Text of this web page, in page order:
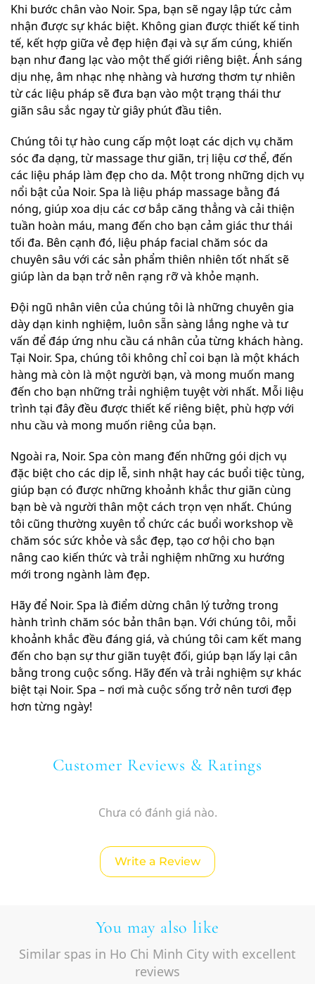
Khi bước chân vào Noir. Spa, bạn sẽ ngay lập tức cảm
nhận được sự khác biệt. Không gian được thiết kế tinh
tế, kết hợp giữa vẻ đẹp hiện đại và sự ấm cúng, khiến
bạn như đang lạc vào một thế giới riêng biệt. Ánh sáng
dịu nhẹ, âm nhạc nhẹ nhàng và hương thơm tự nhiên
từ các liệu pháp sẽ đưa bạn vào một trạng thái thư
giãn sâu sắc ngay từ giây phút đầu tiên.
Chúng tôi tự hào cung cấp một loạt các dịch vụ chăm
sóc đa dạng, từ massage thư giãn, trị liệu cơ thể, đến
các liệu pháp làm đẹp cho da. Một trong những dịch vụ
nổi bật của Noir. Spa là liệu pháp massage bằng đá
nóng, giúp xoa dịu các cơ bắp căng thẳng và cải thiện
tuần hoàn máu, mang đến cho bạn cảm giác thư thái
tối đa. Bên cạnh đó, liệu pháp facial chăm sóc da
chuyên sâu với các sản phẩm thiên nhiên tốt nhất sẽ
giúp làn da bạn trở nên rạng rỡ và khỏe mạnh.
Đội ngũ nhân viên của chúng tôi là những chuyên gia
dày dạn kinh nghiệm, luôn sẵn sàng lắng nghe và tư
vấn để đáp ứng nhu cầu cá nhân của từng khách hàng.
Tại Noir. Spa, chúng tôi không chỉ coi bạn là một khách
hàng mà còn là một người bạn, và mong muốn mang
đến cho bạn những trải nghiệm tuyệt vời nhất. Mỗi liệu
trình tại đây đều được thiết kế riêng biệt, phù hợp với
nhu cầu và mong muốn riêng của bạn.
Ngoài ra, Noir. Spa còn mang đến những gói dịch vụ
đặc biệt cho các dịp lễ, sinh nhật hay các buổi tiệc tùng,
giúp bạn có được những khoảnh khắc thư giãn cùng
bạn bè và người thân một cách trọn vẹn nhất. Chúng
tôi cũng thường xuyên tổ chức các buổi workshop về
chăm sóc sức khỏe và sắc đẹp, tạo cơ hội cho bạn
nâng cao kiến thức và trải nghiệm những xu hướng
mới trong ngành làm đẹp.
Hãy để Noir. Spa là điểm dừng chân lý tưởng trong
hành trình chăm sóc bản thân bạn. Với chúng tôi, mỗi
khoảnh khắc đều đáng giá, và chúng tôi cam kết mang
đến cho bạn sự thư giãn tuyệt đối, giúp bạn lấy lại cân
bằng trong cuộc sống. Hãy đến và trải nghiệm sự khác
biệt tại Noir. Spa – nơi mà cuộc sống trở nên tươi đẹp
hơn từng ngày!
Customer Reviews & Ratings
Chưa có đánh giá nào.
Write a Review
You may also like
Similar spas in Ho Chi Minh City with excellent
reviews